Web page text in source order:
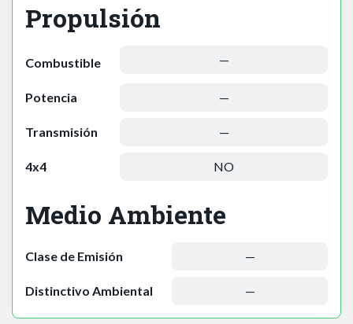
Propulsión
Combustible —
Potencia —
Transmisión —
4x4 NO
Medio Ambiente
Clase de Emisión —
Distinctivo Ambiental —